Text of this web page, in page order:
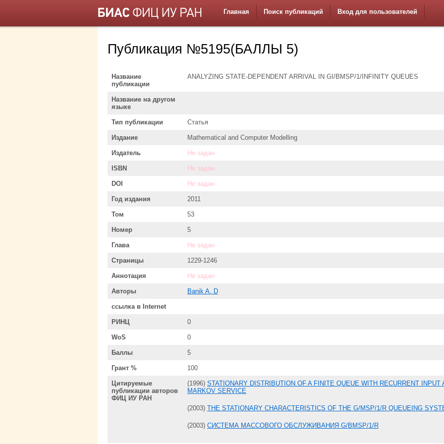
Главная Поиск публикаций Вход для пользователей
Публикация №5195(БАЛЛЫ 5)
Название
публикации
ANALYZING STATE-DEPENDENT ARRIVAL IN GI/BMSP/1/INFINITY QUEUES
Название на другом
языке
Тип публикации Статья
Издание Mathematical and Computer Modelling
Издатель Не задан
ISBN Не задан
DOI Не задан
Год издания 2011
Том 53
Номер 5
Глава Не задан
Страницы 1229-1246
Аннотация Не задан
Авторы Banik A. D
ссылка в Internet
РИНЦ 0
WoS 0
Баллы 5
Грант % 100
Цитируемые
публикации авторов
ФИЦ ИУ РАН
(1996) STATIONARY DISTRIBUTION OF A FINITE QUEUE WITH RECURRENT INPUT
MARKOV SERVICE
(2003) THE STATIONARY CHARACTERISTICS OF THE G/MSP/1/R QUEUEING
(2003) СИСТЕМА МАССОВОГО ОБСЛУЖИВАНИЯ G/BMSP/1/R